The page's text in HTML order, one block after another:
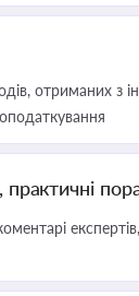
отриманих з